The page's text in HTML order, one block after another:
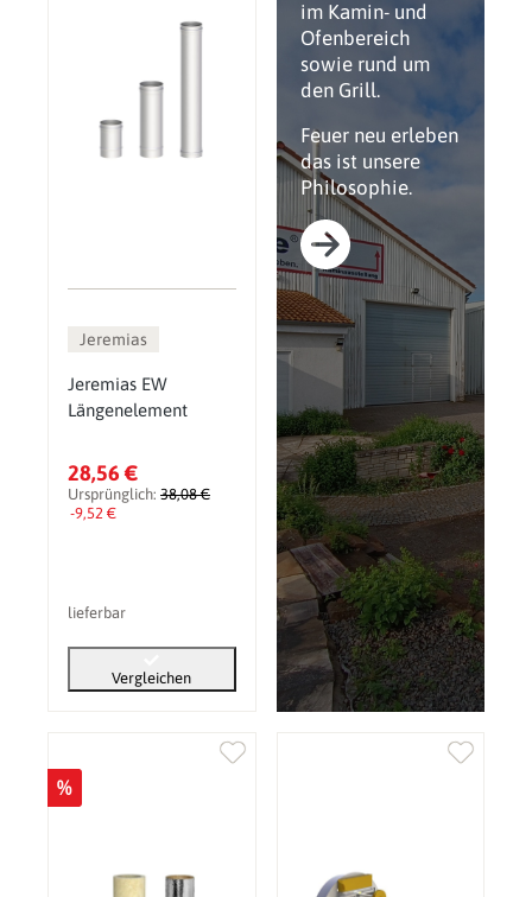
im Kamin- und
Ofenbereich
sowie rund um
den Grill.
Feuer neu erleben
das ist unsere
Philosophie.
Jeremias
Jeremias EW
Längenelement
28,56 €
Ursprünglich: 38,08 €
-9,52 €
lieferbar
Vergleichen
%